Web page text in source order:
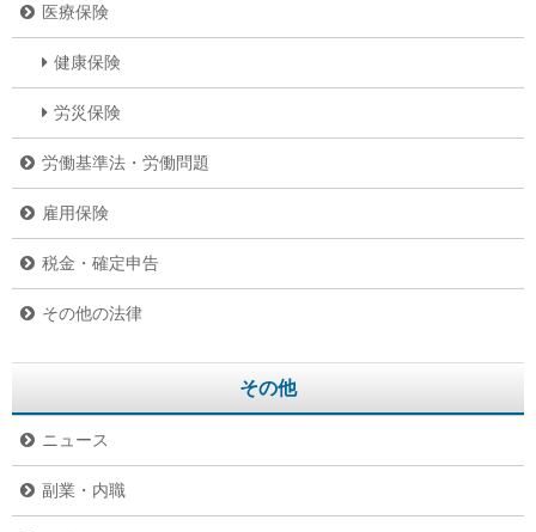
医療保険
健康保険
労災保険
労働基準法・労働問題
雇用保険
税金・確定申告
その他の法律
その他
ニュース
副業・内職